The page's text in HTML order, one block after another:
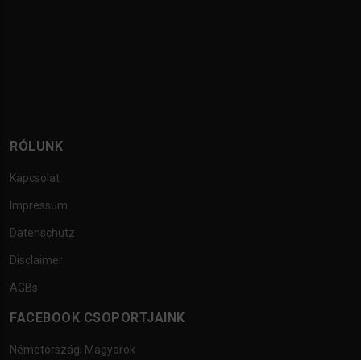
RÓLUNK
Kapcsolat
Impressum
Datenschutz
Disclaimer
AGBs
FACEBOOK CSOPORTJAINK
Németországi Magyarok